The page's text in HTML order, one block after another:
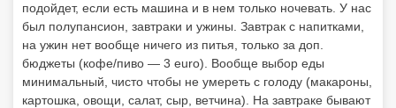
подойдет, если есть машина и в нем только ночевать. У нас
был полупансион, завтраки и ужины. Завтрак с напитками,
на ужин нет вообще ничего из питья, только за доп.
бюджеты (кофе/пиво — 3 euro). Вообще выбор еды
минимальный, чисто чтобы не умереть с голоду (макароны,
картошка, овощи, салат, сыр, ветчина). На завтраке бывают